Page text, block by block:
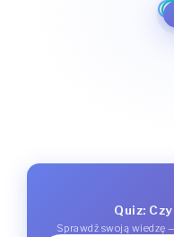
Quiz:
Sprawdź swoją wiedzę